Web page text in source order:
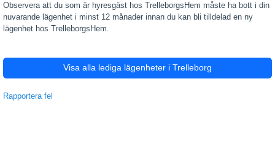
Observera att du som är hyresgäst hos TrelleborgsHem måste ha bott i din
nuvarande lägenhet i minst 12 månader innan du kan bli tilldelad en ny
lägenhet hos TrelleborgsHem.
Visa alla lediga lägenheter i Trelleborg
Rapportera fel